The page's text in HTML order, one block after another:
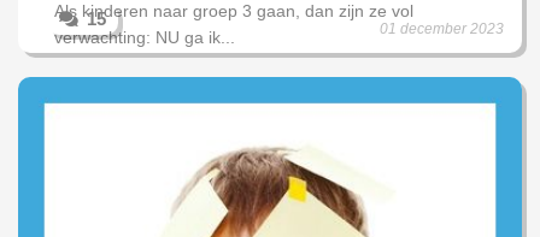
15 01 december 2023
Als kinderen naar groep 3 gaan, dan zijn ze vol
verwachting: NU ga ik...